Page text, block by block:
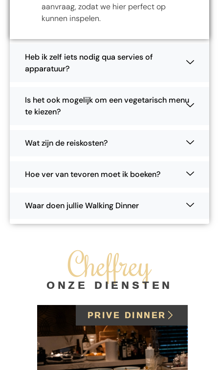
aanvraag, zodat we hier perfect op
kunnen inspelen.
Heb ik zelf iets nodig qua servies of
apparatuur?
Is het ook mogelijk om een vegetarisch menu
te kiezen?
Wat zijn de reiskosten?
Hoe ver van tevoren moet ik boeken?
Waar doen jullie Walking Dinner
Cheffrey
ONZE DIENSTEN
PRIVE DINNER